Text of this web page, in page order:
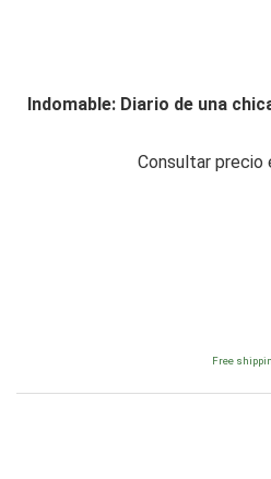
Indomable: Diario de una
Consultar precio
Free